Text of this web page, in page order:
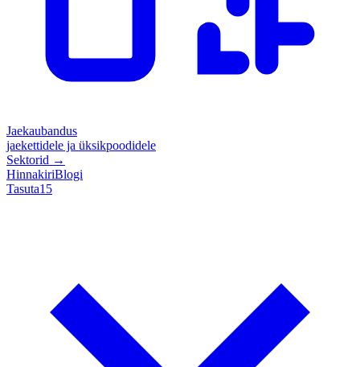
Jaekaubandus
jaekettidele ja üksikpoodidele
Sektorid →
HinnakiriBlogi
Tasuta15